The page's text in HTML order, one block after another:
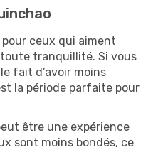
pour ceux qui aiment
tranquillité. Si vous
fait d’avoir moins
la période parfaite pour
être une expérience
sont moins bondés, ce